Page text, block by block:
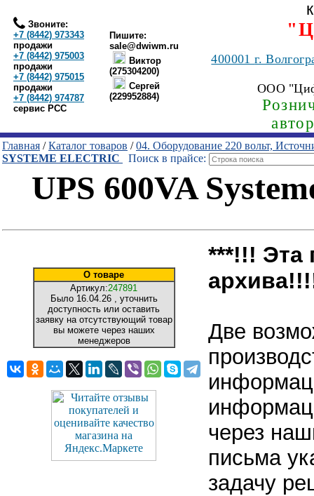
Звоните:
+7 (8442) 973343
продажи
+7 (8442) 975003
продажи
+7 (8442) 975015
продажи
+7 (8442) 974787
сервис РСС
Пишите:
sale@dwiwm.ru
Виктор
(275304200)
Сергей
(229952884)
400001г.
ООО
Главная /Каталог товаров /04. Оборудование 220 вольт,
SYSTEME ELECTRIC
Поиск в прайсе:
UPS 600VA
О товаре
Артикул:247891
Было 16.04.26 , уточнить
доступность или оставить
заявку на отсутствующий товар
вы можете через наших
менеджеров
***!!! Эта
Две
через
письма
задачу